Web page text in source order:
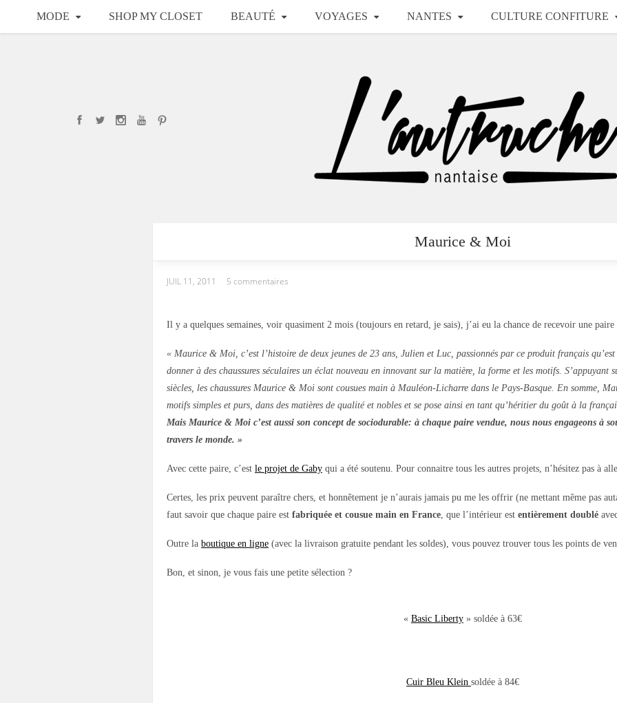
MODE SHOP MY CLOSET BEAUTÉ VOYAGES NANTES CULTURE CONFITURE
Maurice & Moi
JUIL 11, 2011 5 commentaires
Il y a quelques semaines, voir quasiment 2 mois (toujours en retard, je sais), j’ai eu la chance de recevoir une paire
« Maurice & Moi, c’est l’histoire de deux jeunes de 23 ans, Julien et Luc, passionnés par ce produit français
donner à des chaussures séculaires un éclat nouveau en innovant sur la matière, la forme et les motifs. S’appuyant
siècles, les chaussures Maurice & Moi sont cousues main à Mauléon-Licharre dans le Pays-Basque. En somme,
motifs simples et purs, dans des matières de qualité et nobles et se pose ainsi en tant qu’héritier du goût à la
Mais Maurice & Moi c’est aussi son concept de sociodurable: à chaque paire vendue, nous nous engageons à
travers le monde. »
Avec cette paire, c’est le projet de Gaby qui a été soutenu. Pour connaitre tous les autres projets, n’hésitez pas à
Certes, les prix peuvent paraître chers, et honnêtement je n’aurais jamais pu me les offrir (ne mettant même pas
faut savoir que chaque paire est fabriquée et cousue main en France, que l’intérieur est entièrement doublé
Outre la boutique en ligne (avec la livraison gratuite pendant les soldes), vous pouvez trouver tous les points de
Bon, et sinon, je vous fais une petite sélection ?
« Basic Liberty » soldée à 63€
Cuir Bleu Klein soldée à 84€